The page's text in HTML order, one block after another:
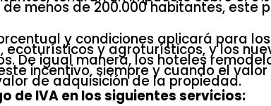
de menos de 200.000 habitantes, este
y condiciones aplicará para
ecoturísticos y agroturísticos, y los
De igual manera, los hoteles
incentivo, siempre y cuando el
de adquisición de la propiedad.
de IVA en los siguientes servicios: